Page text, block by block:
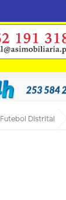
Futebol Distrital